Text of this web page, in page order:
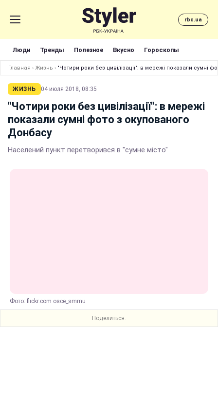
rbc.ua
Люди Тренды Полезное Вкусно Гороскопы
Главная › Жизнь › "Чотири роки без цивілізації": в мережі показали сумні
ЖИЗНЬ 04 июля 2018, 08:35
"Чотири роки без цивілізації": в мережі
показали сумні фото з окупованого
Донбасу
Населений пункт перетворився в "сумне місто"
Фото: flickr.com osce_smmu
Поделиться: